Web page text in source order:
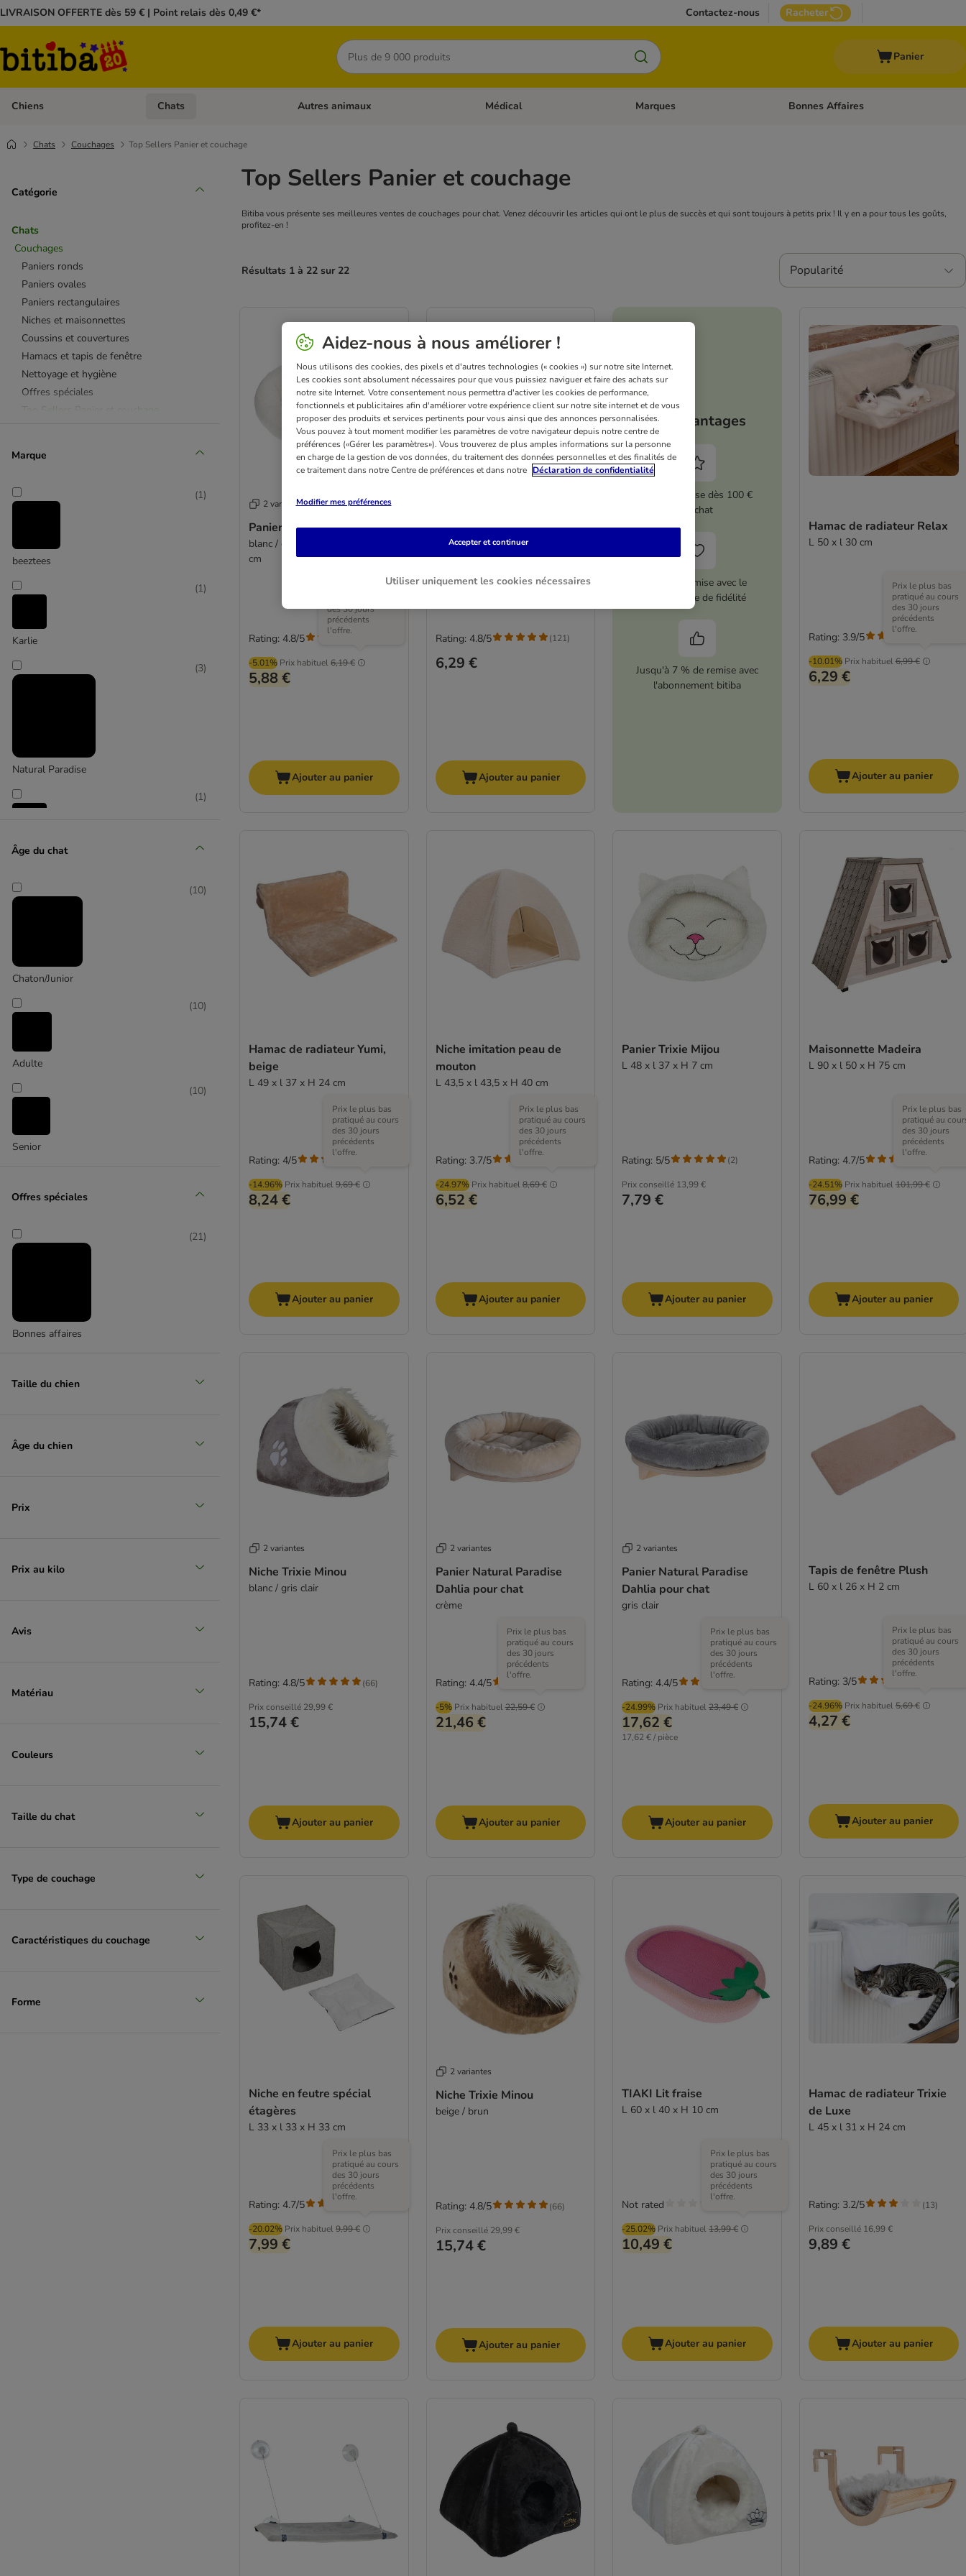
LIVRAISON OFFERTE dès 59 € | Point relais dès 0,49 €* Contactez-nous Racheter
Rechercher
Panier
Chiens Dérouler les catégories: Chiens
Chats Dérouler les catégories: Chats
Autres animaux Dérouler les catégories: Autres animaux
Médical Dérouler les catégories: Médical
Marques Dérouler les catégories: Marques
Bonnes Affaires
Chats Couchages Top Sellers Panier et couchage
Catégorie
Chats
Couchages
Paniers ronds
Paniers ovales
Paniers rectangulaires
Niches et maisonnettes
Coussins et couvertures
Hamacs et tapis de fenêtre
Nettoyage et hygiène
Offres spéciales
Top Sellers Panier et couchage
Marque
beeztees
(1)
Karlie
(1)
Natural Paradise
(3)
TIAKI
(1)
zooplus Exclusive
Âge du chat
Chaton/Junior
(10)
Adulte
(10)
Senior
(10)
Offres spéciales
Bonnes affaires
(21)
Taille du chien
Âge du chien
Prix
Prix au kilo
Avis
Matériau
Couleurs
Taille du chat
Type de couchage
Caractéristiques du couchage
Forme
Top Sellers Panier et couchage
Bitiba vous présente ses meilleures ventes de couchages pour chat. Venez découvrir les articles qui ont le plus de succès et qui sont toujours à petits prix ! Il y en a pour tous les goûts,
profitez-en !
Résultats 1 à 22 sur 22 Popularité
2 variantes
Panier Fluffy 2in1
blanc / gris : L 50 x l 42 x H 7,5
cm
-5.01% Prix habituel6,19 €
Prix le plus bas
des 30 jours
précédents
l'offre.
5,88 €
Rating: 4.8/5
Ajouter au panier
Panier Fluffy 2in1
- vert foncé : L 50 x l 42 x H 7,5
cm
6,29 €
Rating: 4.8/5 (121)
Ajouter au panier
Vos avantages
5 % de remise dès 100 €
d'achat
12 € de remise avec le
programme de fidélité
Jusqu'à 7 % de remise avec
l'abonnement bitiba
Hamac de radiateur Relax
L 50 x l 30 cm
-10.01% Prix habituel6,99 €
Prix le plus bas
pratiqué au cours
des 30 jours
précédents
l'offre.
6,29 €
Rating: 3.9/5
Ajouter au panier
Hamac de radiateur Yumi,
beige
L 49 x l 37 x H 24 cm
-14.96% Prix habituel9,69 €
Prix le plus bas
pratiqué au cours
des 30 jours
précédents
l'offre.
8,24 €
Rating: 4/5
Ajouter au panier
Niche imitation peau de
mouton
L 43,5 x l 43,5 x H 40 cm
-24.97% Prix habituel8,69 €
Prix le plus bas
pratiqué au cours
des 30 jours
précédents
l'offre.
6,52 €
Rating: 3.7/5
Ajouter au panier
Panier Trixie Mijou
L 48 x l 37 x H 7 cm
Prix conseillé 13,99 €
7,79 €
Rating: 5/5 (2)
Ajouter au panier
Maisonnette Madeira
L 90 x l 50 x H 75 cm
-24.51% Prix habituel101,99 €
Prix le plus bas
pratiqué au
des 30 jours
précédents
l'offre.
76,99 €
Rating: 4.7/5
Ajouter au panier
2 variantes
Niche Trixie Minou
blanc / gris clair
Prix conseillé 29,99 €
15,74 €
Rating: 4.8/5 (66)
Ajouter au panier
2 variantes
Panier Natural Paradise
Dahlia pour chat
crème
-5% Prix habituel22,59 €
Prix le plus bas
pratiqué au cours
des 30 jours
précédents
l'offre.
21,46 €
Rating: 4.4/5
Ajouter au panier
2 variantes
Panier Natural Paradise
Dahlia pour chat
gris clair
-24.99% Prix habituel23,49 €
Prix le plus bas
pratiqué au cours
des 30 jours
précédents
l'offre.
17,62 €
17,62 € / pièce
Rating: 4.4/5
Ajouter au panier
Tapis de fenêtre Plush
L 60 x l 26 x H 2 cm
-24.96% Prix habituel5,69 €
Prix le plus bas
pratiqué au cours
des 30 jours
précédents
l'offre.
4,27 €
Rating: 3/5
Ajouter au panier
Niche en feutre spécial
étagères
L 33 x l 33 x H 33 cm
-20.02% Prix habituel9,99 €
Prix le plus bas
pratiqué au cours
des 30 jours
précédents
l'offre.
7,99 €
Rating: 4.7/5
Ajouter au panier
2 variantes
Niche Trixie Minou
beige / brun
Prix conseillé 29,99 €
15,74 €
Rating: 4.8/5 (66)
Ajouter au panier
TIAKI Lit fraise
L 60 x l 40 x H 10 cm
-25.02% Prix habituel13,99 €
Prix le plus bas
pratiqué au cours
des 30 jours
précédents
l'offre.
10,49 €
Not rated
Ajouter au panier
Hamac de radiateur Trixie
de Luxe
L 45 x l 31 x H 24 cm
Prix conseillé 16,99 €
9,89 €
Rating: 3.2/5 (13)
Ajouter au panier
Aidez-nous à nous améliorer !
Nous utilisons des cookies, des pixels et d'autres technologies (« cookies ») sur notre site Internet.
Les cookies sont absolument nécessaires pour que vous puissiez naviguer et faire des achats sur
notre site Internet. Votre consentement nous permettra d'activer les cookies de performance,
fonctionnels et publicitaires afin d'améliorer votre expérience client sur notre site internet et de vous
proposer des produits et services pertinents pour vous ainsi que des annonces personnalisées.
Vous pouvez à tout moment modifier les paramètres de votre navigateur depuis notre centre de
préférences («Gérer les paramètres»). Vous trouverez de plus amples informations sur la personne
en charge de la gestion de vos données, du traitement des données personnelles et des finalités de
ce traitement dans notre Centre de préférences et dans notre Déclaration de confidentialité
Modifier mes préférences
Utiliser uniquement les cookies nécessaires
Accepter et continuer